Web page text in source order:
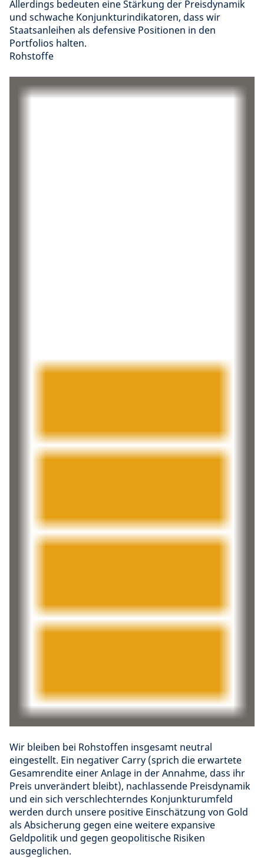
Allerdings bedeuten eine Stärkung der Preisdynamik
und schwache Konjunkturindikatoren, dass wir
Staatsanleihen als defensive Positionen in den
Portfolios halten.
Rohstoffe
Wir bleiben bei Rohstoffen insgesamt neutral
eingestellt. Ein negativer Carry (sprich die erwartete
Gesamrendite einer Anlage in der Annahme, dass ihr
Preis unverändert bleibt), nachlassende Preisdynamik
und ein sich verschlechterndes Konjunkturumfeld
werden durch unsere positive Einschätzung von Gold
als Absicherung gegen eine weitere expansive
Geldpolitik und gegen geopolitische Risiken
ausgeglichen.